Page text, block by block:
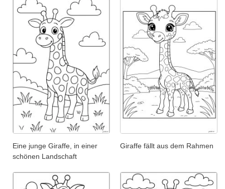
Eine junge Giraffe, in einer
schönen Landschaft
Giraffe fällt aus dem Rahmen